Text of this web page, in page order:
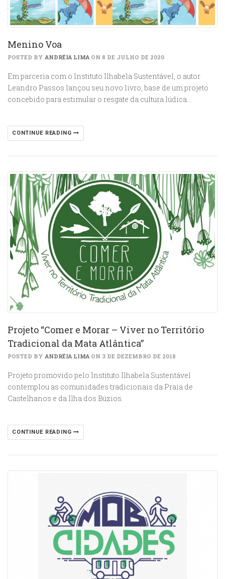
Menino Voa
POSTED BY ANDRÉIA LIMA ON 8 DE JULHO DE 2020
Em parceria com o Instituto Ilhabela Sustentável, o autor
Leandro Passos lançou seu novo livro, base de um projeto
concebido para estimular o resgate da cultura lúdica…
CONTINUE READING
Projeto “Comer e Morar – Viver no Território
Tradicional da Mata Atlântica”
POSTED BY ANDRÉIA LIMA ON 3 DE DEZEMBRO DE 2018
Projeto promovido pelo Instituto Ilhabela Sustentável
contemplou as comunidades tradicionais da Praia de
Castelhanos e da Ilha dos Búzios.
CONTINUE READING